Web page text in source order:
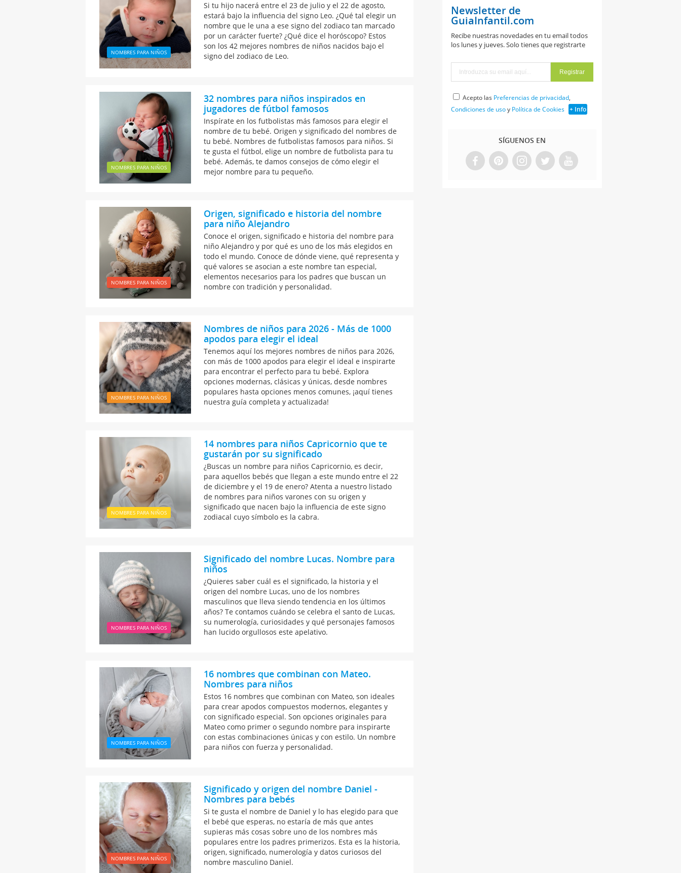
NOMBRES PARA NIÑOS
Si tu hijo nacerá entre el 23 de julio y el 22 de agosto,
estará bajo la influencia del signo Leo. ¿Qué tal elegir un
nombre que le una a ese signo del zodiaco tan marcado
por un carácter fuerte? ¿Qué dice el horóscopo? Estos
son los 42 mejores nombres de niños nacidos bajo el
signo del zodiaco de Leo.
NOMBRES PARA NIÑOS
32 nombres para niños inspirados en
jugadores de fútbol famosos
Inspírate en los futbolistas más famosos para elegir el
nombre de tu bebé. Origen y significado del nombres de
tu bebé. Nombres de futbolistas famosos para niños. Si
te gusta el fútbol, elige un nombre de futbolista para tu
bebé. Además, te damos consejos de cómo elegir el
mejor nombre para tu pequeño.
NOMBRES PARA NIÑOS
Origen, significado e historia del nombre
para niño Alejandro
Conoce el origen, significado e historia del nombre para
niño Alejandro y por qué es uno de los más elegidos en
todo el mundo. Conoce de dónde viene, qué representa y
qué valores se asocian a este nombre tan especial,
elementos necesarios para los padres que buscan un
nombre con tradición y personalidad.
NOMBRES PARA NIÑOS
Nombres de niños para 2026 - Más de 1000
apodos para elegir el ideal
Tenemos aquí los mejores nombres de niños para 2026,
con más de 1000 apodos para elegir el ideal e inspirarte
para encontrar el perfecto para tu bebé. Explora
opciones modernas, clásicas y únicas, desde nombres
populares hasta opciones menos comunes, ¡aquí tienes
nuestra guía completa y actualizada!
NOMBRES PARA NIÑOS
14 nombres para niños Capricornio que te
gustarán por su significado
¿Buscas un nombre para niños Capricornio, es decir,
para aquellos bebés que llegan a este mundo entre el 22
de diciembre y el 19 de enero? Atenta a nuestro listado
de nombres para niños varones con su origen y
significado que nacen bajo la influencia de este signo
zodiacal cuyo símbolo es la cabra.
NOMBRES PARA NIÑOS
Significado del nombre Lucas. Nombre para
niños
¿Quieres saber cuál es el significado, la historia y el
origen del nombre Lucas, uno de los nombres
masculinos que lleva siendo tendencia en los últimos
años? Te contamos cuándo se celebra el santo de Lucas,
su numerología, curiosidades y qué personajes famosos
han lucido orgullosos este apelativo.
NOMBRES PARA NIÑOS
16 nombres que combinan con Mateo.
Nombres para niños
Estos 16 nombres que combinan con Mateo, son ideales
para crear apodos compuestos modernos, elegantes y
con significado especial. Son opciones originales para
Mateo como primer o segundo nombre para inspirarte
con estas combinaciones únicas y con estilo. Un nombre
para niños con fuerza y personalidad.
NOMBRES PARA NIÑOS
Significado y origen del nombre Daniel -
Nombres para bebés
Si te gusta el nombre de Daniel y lo has elegido para que
el bebé que esperas, no estaría de más que antes
supieras más cosas sobre uno de los nombres más
populares entre los padres primerizos. Esta es la historia,
origen, significado, numerología y datos curiosos del
nombre masculino Daniel.
Newsletter de
GuiaInfantil.com
Recibe nuestras novedades en tu email todos
los lunes y jueves. Solo tienes que registrarte
Acepto las Preferencias de privacidad,
Condiciones de usoy Política de Cookies + Info
SÍGUENOS EN